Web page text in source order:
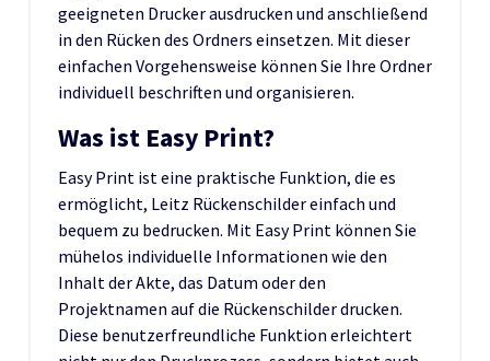
geeigneten Drucker ausdrucken und anschließend
in den Rücken des Ordners einsetzen. Mit dieser
einfachen Vorgehensweise können Sie Ihre Ordner
individuell beschriften und organisieren.
Was ist Easy Print?
Easy Print ist eine praktische Funktion, die es
ermöglicht, Leitz Rückenschilder einfach und
bequem zu bedrucken. Mit Easy Print können Sie
mühelos individuelle Informationen wie den
Inhalt der Akte, das Datum oder den
Projektnamen auf die Rückenschilder drucken.
Diese benutzerfreundliche Funktion erleichtert